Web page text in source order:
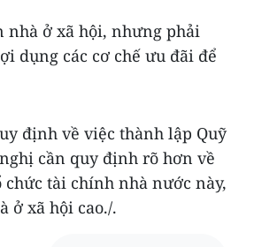
ở xã hội, nhưng phải
dụng các cơ chế ưu đãi để
định về việc thành lập Quỹ
cần quy định rõ hơn về
tài chính nhà nước này,
ở xã hội cao./.